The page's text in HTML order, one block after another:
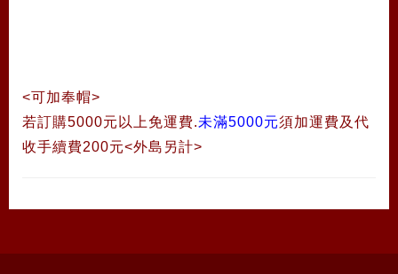
<可加奉帽>
若訂購5000元以上免運費.未滿5000元須加運費及代
收手續費200元<外島另計>